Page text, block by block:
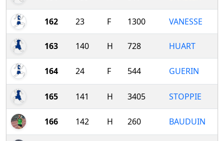
162 23 F 1300 VANESSE
163 140 H 728 HUART
164 24 F 544 GUERIN
165 141 H 3405 STOPPIE
166 142 H 260 BAUDUIN